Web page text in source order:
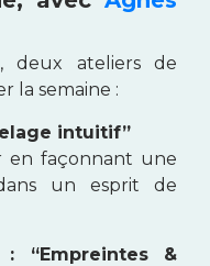
deux ateliers de
la semaine :
intuitif”
en façonnant une
un esprit de
: “Empreintes &